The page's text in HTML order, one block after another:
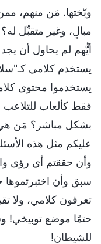
وبّختها. مَن منهم،
مبالٍ، وغير متقبِّل
أيُّهم لم يحاول أن
يستخدم كلامي
يستخدموا محتوى
فقط كألعاب للتلاعب
بشكل مباشر؟ مَن
عليكم مثل هذه
وأن حققتم أي رؤى
سبق وأن اختبرتموها
تعرفون كلامي، ولا
حتمًا موضع توبيخي!
للشيطان!